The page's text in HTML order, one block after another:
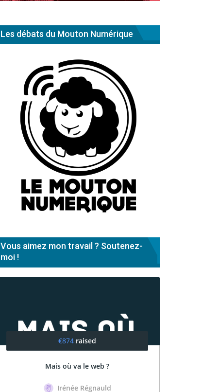
Les débats du Mouton Numérique
Vous aimez mon travail ? Soutenez-
moi !